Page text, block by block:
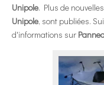
Unipole. Plus de
Unipole, sont publiées.
d'informations sur